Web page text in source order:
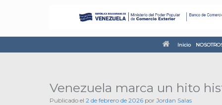
Inicio
Venezuela marca un hito
Publicado el 2 de febrero de 2026 por Jordan Salas